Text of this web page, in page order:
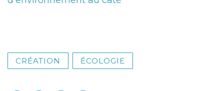
CRÉATION ÉCOLOGIE